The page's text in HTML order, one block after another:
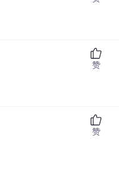
赞
赞